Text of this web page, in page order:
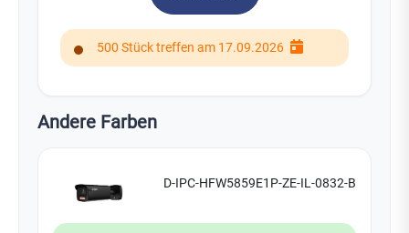
500 Stück treffen am 17.09.2026
Andere Farben
D-IPC-HFW5859E1P-ZE-IL-0832-B